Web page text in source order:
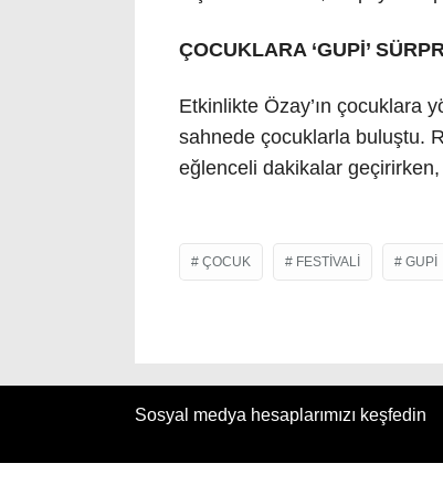
ÇOCUKLARA ‘GUPİ’
Etkinlikte Özay’ın çocuklara
sahnede çocuklarla buluştu.
eğlenceli dakikalar
ÇOCUK FESTIVALI GUPI
Sosyal medya hesaplarımızı keşfedin